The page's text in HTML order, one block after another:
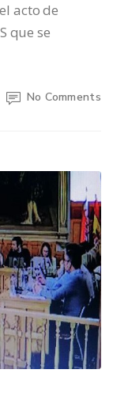
acto de
que se
No Comments